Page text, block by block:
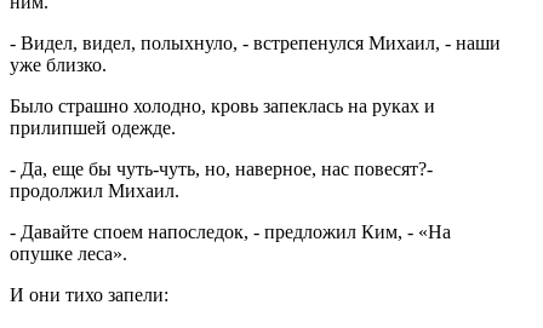
- Видел, видел, полыхнуло, - встрепенулся Михаил, - наши
уже близко.
Было страшно холодно, кровь запеклась на руках и
прилипшей одежде.
- Да, еще бы чуть-чуть, но, наверное, нас повесят?-
продолжил Михаил.
- Давайте споем напоследок, - предложил Ким, - «На
опушке леса».
И они тихо запели: